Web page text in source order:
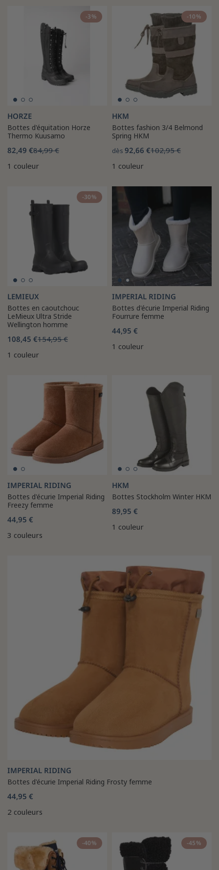
-3%
HORZE
Bottes d'équitation Horze
Thermo Kuusamo
82,49 €84,99 €
1 couleur
-10%
HKM
Bottes fashion 3/4 Belmond
Spring HKM
dès 92,66 €102,95 €
1 couleur
-30%
LEMIEUX
Bottes en caoutchouc
LeMieux Ultra Stride
Wellington homme
108,45 €154,95 €
1 couleur
IMPERIAL RIDING
Bottes d'écurie Imperial Riding
Fourrure femme
44,95 €
1 couleur
IMPERIAL RIDING
Bottes d'écurie Imperial Riding
Freezy femme
44,95 €
3 couleurs
HKM
Bottes Stockholm Winter HKM
89,95 €
1 couleur
IMPERIAL RIDING
Bottes d'écurie Imperial Riding Frosty femme
44,95 €
2 couleurs
-40% -45%